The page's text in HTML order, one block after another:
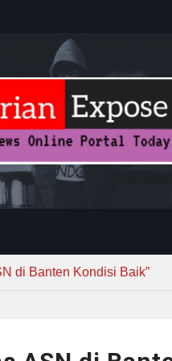
di Banten Kondisi Baik”